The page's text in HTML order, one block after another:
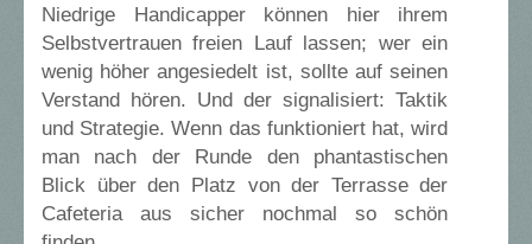
Niedrige Handicapper können hier ihrem
Selbstvertrauen freien Lauf lassen; wer ein
wenig höher angesiedelt ist, sollte auf seinen
Verstand hören. Und der signalisiert: Taktik
und Strategie. Wenn das funktioniert hat, wird
man nach der Runde den phantastischen
Blick über den Platz von der Terrasse der
Cafeteria aus sicher nochmal so schön